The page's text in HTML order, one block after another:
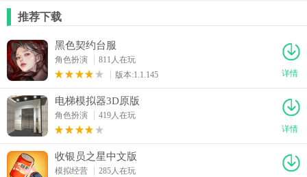
推荐下载
黑色契约台服
角色扮演
811人在玩
版本:1.1.145
详情
电梯模拟器3D原版
角色扮演
419人在玩
详情
收银员之星中文版
模拟经营
285人在玩